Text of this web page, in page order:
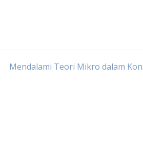
Mendalami Teori Mikro dalam